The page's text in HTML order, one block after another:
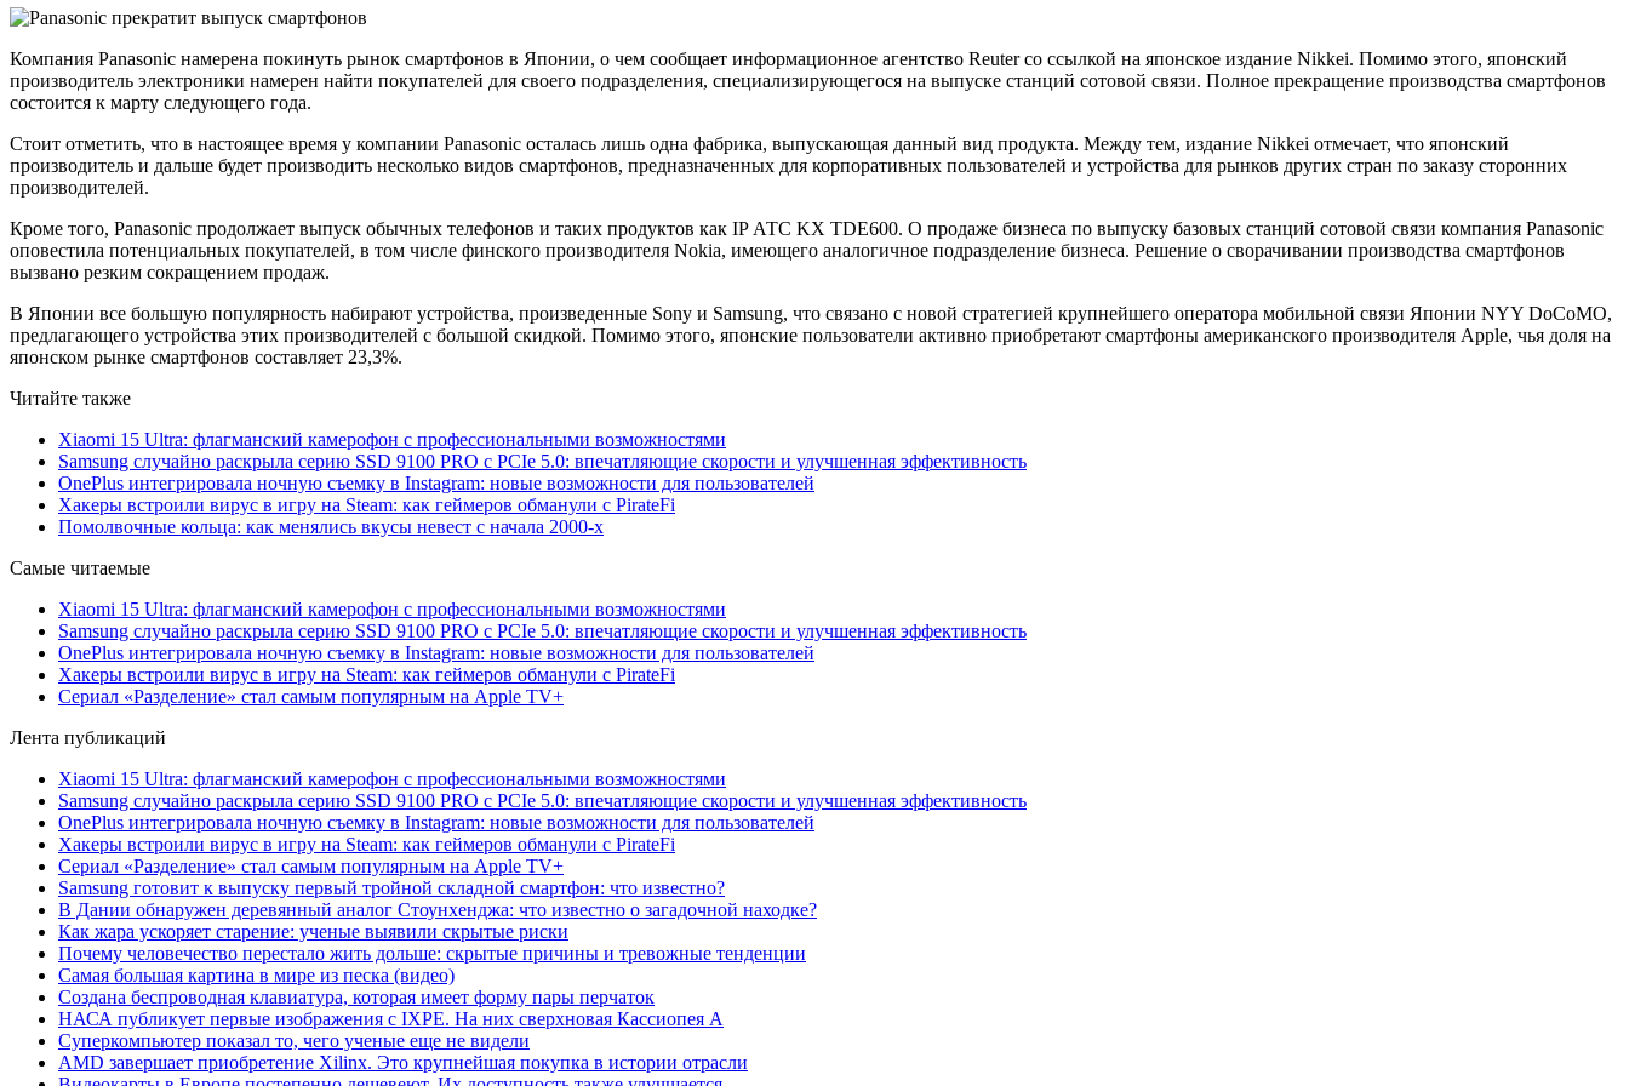
Компания Panasonic намерена покинуть рынок смартфонов в Японии, о чем сообщает информационное агентство Reuter со ссылкой на японское издание Nikkei. Помимо этого, японский
производитель электроники намерен найти покупателей для своего подразделения, специализирующегося на выпуске станций сотовой связи. Полное прекращение производства смартфонов
состоится к марту следующего года.
Стоит отметить, что в настоящее время у компании Panasonic осталась лишь одна фабрика, выпускающая данный вид продукта. Между тем, издание Nikkei отмечает, что японский
производитель и дальше будет производить несколько видов смартфонов, предназначенных для корпоративных пользователей и устройства для рынков других стран по заказу сторонних
производителей.
Кроме того, Panasonic продолжает выпуск обычных телефонов и таких продуктов как IP АТС KX TDE600. О продаже бизнеса по выпуску базовых станций сотовой связи компания Panasonic
оповестила потенциальных покупателей, в том числе финского производителя Nokia, имеющего аналогичное подразделение бизнеса. Решение о сворачивании производства смартфонов
вызвано резким сокращением продаж.
В Японии все большую популярность набирают устройства, произведенные Sony и Samsung, что связано с новой стратегией крупнейшего оператора мобильной связи Японии NYY DoCoMO,
предлагающего устройства этих производителей с большой скидкой. Помимо этого, японские пользователи активно приобретают смартфоны американского производителя Apple, чья доля на
японском рынке смартфонов составляет 23,3%.
Читайте также
Xiaomi 15 Ultra: флагманский камерофон с профессиональными возможностями
Samsung случайно раскрыла серию SSD 9100 PRO с PCIe 5.0: впечатляющие скорости и улучшенная эффективность
OnePlus интегрировала ночную съемку в Instagram: новые возможности для пользователей
Хакеры встроили вирус в игру на Steam: как геймеров обманули с PirateFi
Помолвочные кольца: как менялись вкусы невест с начала 2000-х
Самые читаемые
Xiaomi 15 Ultra: флагманский камерофон с профессиональными возможностями
Samsung случайно раскрыла серию SSD 9100 PRO с PCIe 5.0: впечатляющие скорости и улучшенная эффективность
OnePlus интегрировала ночную съемку в Instagram: новые возможности для пользователей
Хакеры встроили вирус в игру на Steam: как геймеров обманули с PirateFi
Сериал «Разделение» стал самым популярным на Apple TV+
Лента публикаций
Xiaomi 15 Ultra: флагманский камерофон с профессиональными возможностями
Samsung случайно раскрыла серию SSD 9100 PRO с PCIe 5.0: впечатляющие скорости и улучшенная эффективность
OnePlus интегрировала ночную съемку в Instagram: новые возможности для пользователей
Хакеры встроили вирус в игру на Steam: как геймеров обманули с PirateFi
Сериал «Разделение» стал самым популярным на Apple TV+
Samsung готовит к выпуску первый тройной складной смартфон: что известно?
В Дании обнаружен деревянный аналог Стоунхенджа: что известно о загадочной находке?
Как жара ускоряет старение: ученые выявили скрытые риски
Почему человечество перестало жить дольше: скрытые причины и тревожные тенденции
Самая большая картина в мире из песка (видео)
Создана беспроводная клавиатура, которая имеет форму пары перчаток
НАСА публикует первые изображения с IXPE. На них сверхновая Кассиопея А
Суперкомпьютер показал то, чего ученые еще не видели
AMD завершает приобретение Xilinx. Это крупнейшая покупка в истории отрасли